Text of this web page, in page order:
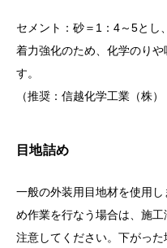
セメント：砂＝1：4～5とし
着力強化のため、化学のり
す。
（推奨：信越化学工業（株）
目地詰め
一般の外装用目地材を使用
め作業を行なう場合は、施
注意してください。下がった